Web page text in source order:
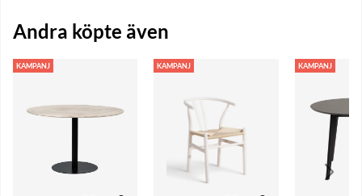
Andra köpte även
KAMPANJ KAMPANJ KAMPANJ